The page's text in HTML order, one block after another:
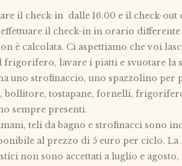
il check-in dalle 16.00 e il check-out
il check-in in orario
è calcolata. Ci aspettiamo che voi
frigorifero, lavare i piatti e svuotare la
uno strofinaccio, uno spazzolino
bollitore, tostapane, fornelli,
sempre presenti.
teli da bagno e strofinacci sono
al prezzo di 5 euro per ciclo.
non sono accettati a luglio e